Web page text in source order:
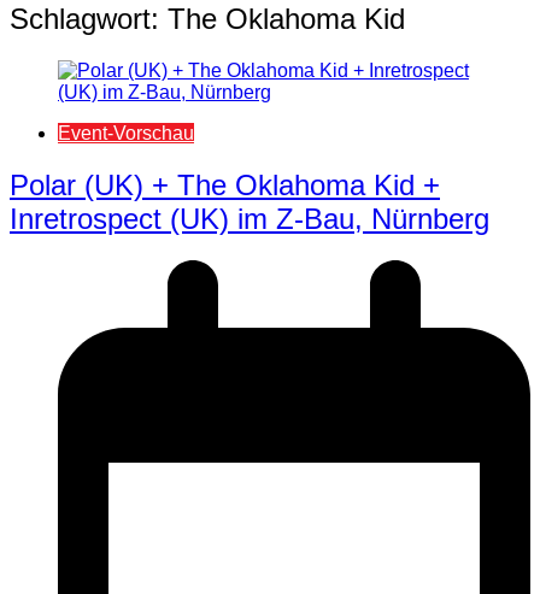
Schlagwort: The Oklahoma Kid
Event-Vorschau
Polar (UK) + The Oklahoma Kid +
Inretrospect (UK) im Z-Bau, Nürnberg